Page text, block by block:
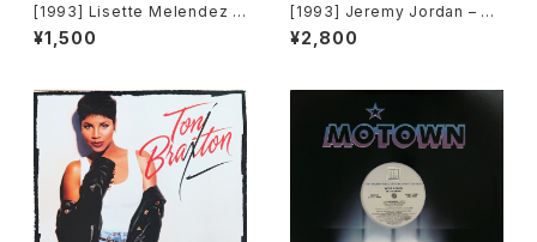
[1993] Lisette Melendez –
Will You Ever Save Me [Ch
aos Recordings][PROMO]
¥1,500
[1993] Jeremy Jordan – W
annagirl [Giant Records]
¥2,800